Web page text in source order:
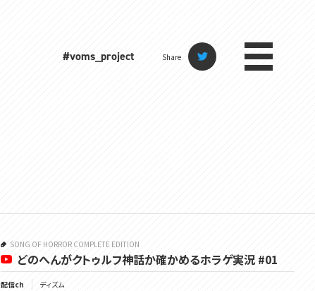
#voms_project Share
SONG OF HORROR COMPLETE EDITION
どのへんがクトゥルフ神話か確かめるホラゲ実況 #01
配信ch ディズム